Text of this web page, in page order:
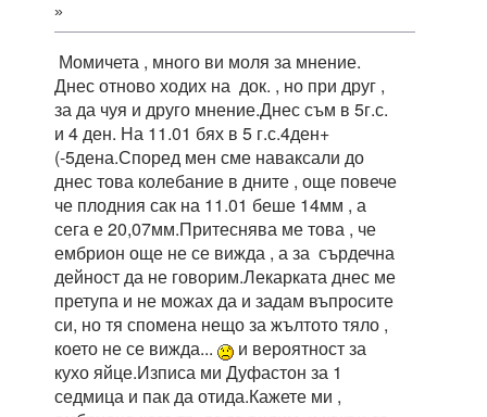
»
Момичета , много ви моля за мнение.
Днес отново ходих на док. , но при друг ,
за да чуя и друго мнение.Днес съм в 5г.с.
и 4 ден. На 11.01 бях в 5 г.с.4ден+
(-5дена.Според мен сме наваксали до
днес това колебание в дните , още повече
че плодния сак на 11.01 беше 14мм , а
сега е 20,07мм.Притеснява ме това , че
ембрион още не се вижда , а за сърдечна
дейност да не говорим.Лекарката днес ме
претупа и не можах да и задам въпросите
си, но тя спомена нещо за жълтото тяло ,
което не се вижда...
и вероятност за
кухо яйце.Изписа ми Дуфастон за 1
седмица и пак да отида.Кажете ми ,